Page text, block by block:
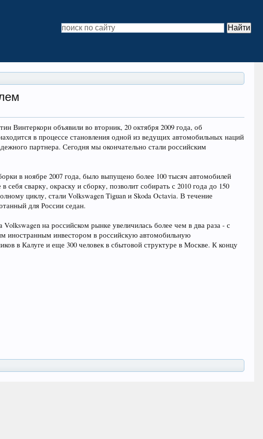
Винтеркорн объявили во вторник, 20 октября 2009 года, об
в процессе становления одной из ведущих автомобильных наций
партнера. Сегодня мы окончательно стали российским
в ноябре 2007 года, было выпущено более 100 тысяч автомобилей
сварку, окраску и сборку, позволит собирать с 2010 года до 150
циклу, стали Volkswagen Tiguan и Skoda Octavia. В течение
для России седан.
на российском рынке увеличилась более чем в два раза - с
иностранным инвестором в российскую автомобильную
в Калуге и еще 300 человек в сбытовой структуре в Москве. К концу